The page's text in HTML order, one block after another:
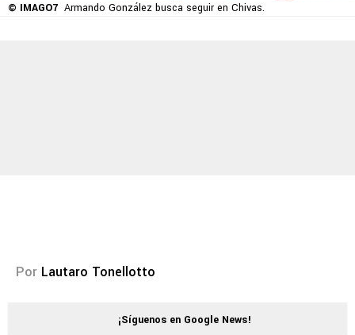
© IMAGO7 Armando González busca seguir en Chivas.
Por Lautaro Tonellotto
¡Síguenos en Google News!